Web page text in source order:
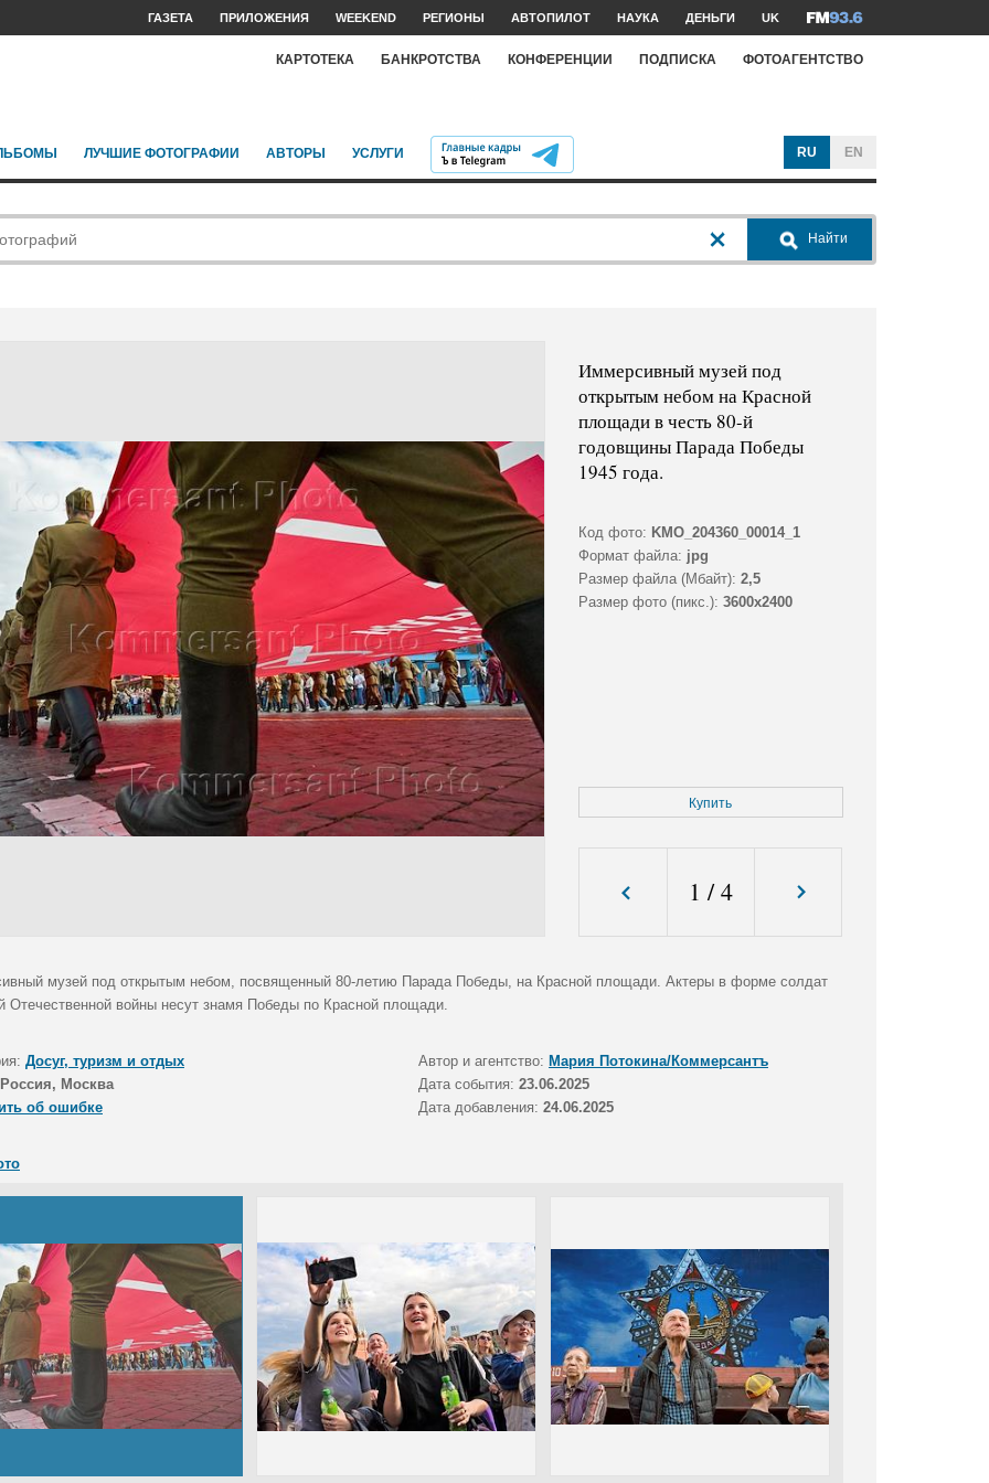
ГАЗЕТА ПРИЛОЖЕНИЯ WEEKEND РЕГИОНЫ АВТОПИЛОТ НАУКА ДЕНЬГИ UK
КАРТОТЕКА БАНКРОТСТВА КОНФЕРЕНЦИИ ПОДПИСКА ФОТОАГЕНТСТВО
ЛУЧШИЕ ФОТОГРАФИИ АВТОРЫ УСЛУГИ RU EN
Найти
Иммерсивный музей под
открытым небом на Красной
площади в честь 80-й
годовщины Парада Победы
1945 года.
Код фото: KMO_204360_00014_1
Формат файла: jpg
Размер файла (Мбайт): 2,5
Размер фото (пикс.): 3600x2400
Купить
1 /4
музей под открытым небом, посвященный 80-летию Парада Победы, на Красной площади. Актеры в форме солдат
Отечественной войны несут знамя Победы по Красной площади.
Досуг, туризм и отдых Автор и агентство: Мария Потокина/Коммерсантъ
Россия, Москва Дата события: 23.06.2025
об ошибке
Дата добавления: 24.06.2025